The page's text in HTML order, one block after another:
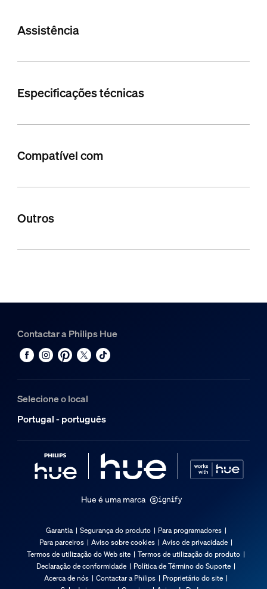
Assistência
Especificações técnicas
Compatível com
Outros
Contactar a Philips Hue
Selecione o local
Portugal - português
Hue é uma marca
Garantia Segurança do produto
Para programadores
Para parceiros
Aviso sobre cookies
Aviso de privacidade
Termos de utilização do Web site
Termos de utilização do produto
Declaração de conformidade
Política de Término do Suporte
Acerca de nós
Contactar a Philips
Proprietário do site